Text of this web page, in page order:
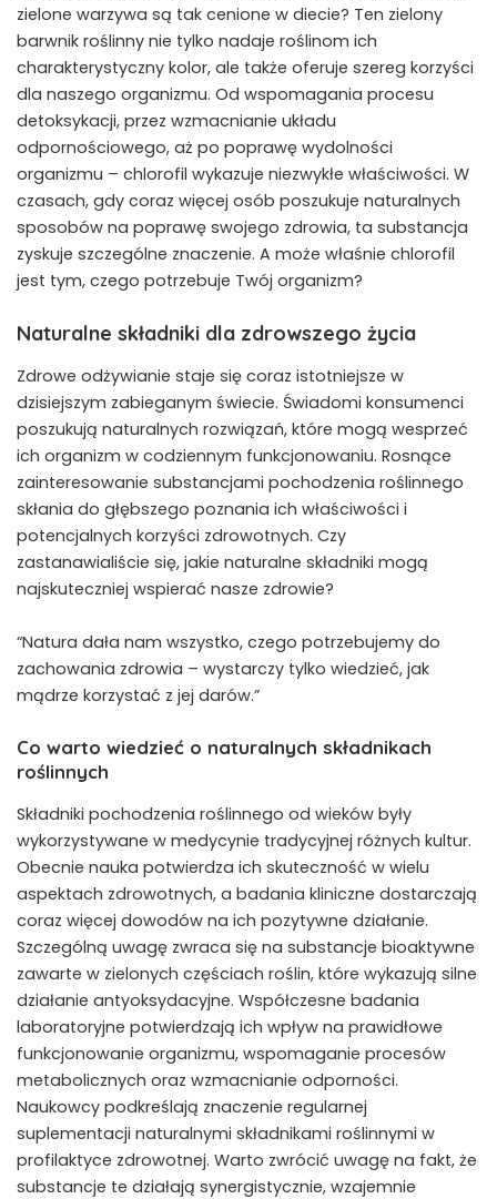
zielone warzywa są tak cenione w diecie? Ten zielony
barwnik roślinny nie tylko nadaje roślinom ich
charakterystyczny kolor, ale także oferuje szereg korzyści
dla naszego organizmu. Od wspomagania procesu
detoksykacji, przez wzmacnianie układu
odpornościowego, aż po poprawę wydolności
organizmu – chlorofil wykazuje niezwykłe właściwości. W
czasach, gdy coraz więcej osób poszukuje naturalnych
sposobów na poprawę swojego zdrowia, ta substancja
zyskuje szczególne znaczenie. A może właśnie chlorofil
jest tym, czego potrzebuje Twój organizm?
Naturalne składniki dla zdrowszego życia
Zdrowe odżywianie staje się coraz istotniejsze w
dzisiejszym zabieganym świecie. Świadomi konsumenci
poszukują naturalnych rozwiązań, które mogą wesprzeć
ich organizm w codziennym funkcjonowaniu. Rosnące
zainteresowanie substancjami pochodzenia roślinnego
skłania do głębszego poznania ich właściwości i
potencjalnych korzyści zdrowotnych. Czy
zastanawialiście się, jakie naturalne składniki mogą
najskuteczniej wspierać nasze zdrowie?
“Natura dała nam wszystko, czego potrzebujemy do
zachowania zdrowia – wystarczy tylko wiedzieć, jak
mądrze korzystać z jej darów.”
Co warto wiedzieć o naturalnych składnikach
roślinnych
Składniki pochodzenia roślinnego od wieków były
wykorzystywane w medycynie tradycyjnej różnych kultur.
Obecnie nauka potwierdza ich skuteczność w wielu
aspektach zdrowotnych, a badania kliniczne dostarczają
coraz więcej dowodów na ich pozytywne działanie.
Szczególną uwagę zwraca się na substancje bioaktywne
zawarte w zielonych częściach roślin, które wykazują silne
działanie antyoksydacyjne. Współczesne badania
laboratoryjne potwierdzają ich wpływ na prawidłowe
funkcjonowanie organizmu, wspomaganie procesów
metabolicznych oraz wzmacnianie odporności.
Naukowcy podkreślają znaczenie regularnej
suplementacji naturalnymi składnikami roślinnymi w
profilaktyce zdrowotnej. Warto zwrócić uwagę na fakt, że
substancje te działają synergistycznie, wzajemnie